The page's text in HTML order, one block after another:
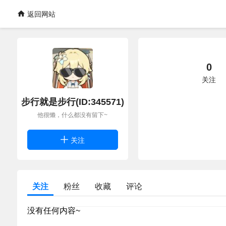
返回网站
步行就是步行(ID:345571)
他很懒，什么都没有留下~
关注
0
关注
关注 粉丝 收藏 评论
没有任何内容~